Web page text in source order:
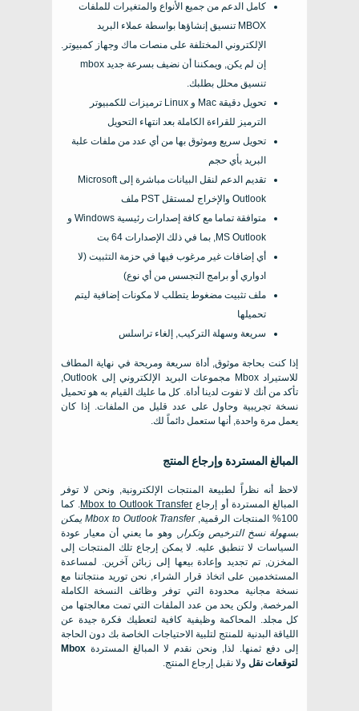
كامل الدعم من جميع الأنواع والمتغيرات للملفات
MBOX تنسيق إنشاؤها بواسطة عملاء البريد
الإلكتروني المختلفة على منصات ماك وجهاز كمبيوتر.
إن لم يكن, ويمكننا أن نضيف بسرعة جديد mbox
تنسيق محلل بطلبك.
تحويل دقيقة Mac و Linux ترميزات للكمبيوتر
الترميز للقراءة الكاملة بعد انتهاء التحويل
تحويل سريع وموثوق بها من أي عدد من ملفات علبة
البريد بأي حجم
تقديم الدعم لنقل البيانات مباشرة إلىMicrosoft
Outlook والإخراج لمستقل PST ملف
متوافقة تماما مع كافة إصدارات رئيسية Windows و
MS Outlook, بما في ذلك الإصدارات 64 بت
أي إضافات غير مرغوب فيها في حزمة التثبيت (لا
ادواري أو برامج التجسس من أي نوع)
ملف تثبيت مضغوط يتطلب لا مكونات إضافية ليتم
تحميلها
سريعة وسهلة التركيب, إلغاء تراسلس
إذا كنت بحاجة موثوق, أداة سريعة ومريحة في نهاية المطاف
للاستيرادMbox مجموعات البريد الإلكتروني إلى Outlook
,
تأكد من أنك لا تفوت لدينا أداة. كل ما عليك القيام به هو تحميل
نسخة تجريبية وحاول على عدد قليل من الملفات. إذا كان
يعمل مرة واحدة, أنها ستعمل دائماً لك.
المبالغ المستردة وإرجاع المنتج
لاحظ أنه نظراً لطبيعة المنتجات الإلكترونية, ونحن لا توفر
المبالغ المستردة أو إرجاع Mbox to Outlook Transfer. كما
100% المنتجات الرقمية,
Mbox to Outlook Transfer يمكن
بسهولة نسخ الترخيص وتكرار, وهو ما يعني أن معيار عودة
السياسات لا تنطبق عليه. لا يمكن إرجاع تلك المنتجات إلى
المخزن, تم تجديد وإعادة بيعها إلى زبائن آخرين. لمساعدة
المستخدمين على اتخاذ قرار الشراء, نحن توريد منتجاتنا مع
نسخة مجانية محدودة التي توفر وظائف النسخة الكاملة
المرخصة, ولكن يحد من عدد الملفات التي تمت معالجتها من
كل مجلد. المحاكمة وظيفية كافية لتعطيك فكرة جيدة عن
اللياقة البدنية للمنتج لتلبية الاحتياجات الخاصة بك دون الحاجة
إلى دفع ثمنها. لذا, ونحن نقدم لا المبالغ المستردة Mbox
لتوقعات نقل ولا نقبل إرجاع المنتج.